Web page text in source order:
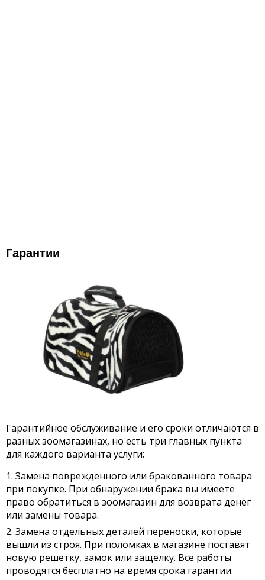
Гарантии
Гарантийное обслуживание и его сроки отличаются в
разных зоомагазинах, но есть три главных пункта
для каждого варианта услуги:
Замена поврежденного или бракованного товара
при покупке. При обнаружении брака вы имеете
право обратиться в зоомагазин для возврата денег
или замены товара.
Замена отдельных деталей переноски, которые
вышли из строя. При поломках в магазине поставят
новую решетку, замок или защелку. Все работы
проводятся бесплатно на время срока гарантии.